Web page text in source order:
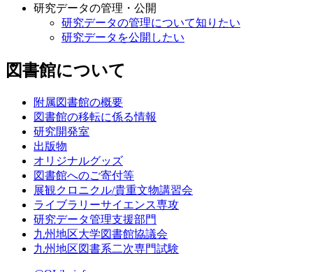
研究データの管理・公開
研究データの管理について知りたい
研究データを公開したい
図書館について
附属図書館の概要
図書館の移転に係る情報
研究開発室
出版物
オリジナルグッズ
図書館へのご寄付等
展観クロニクル/貴重文物講習会
ライブラリーサイエンス専攻
研究データ管理支援部門
九州地区大学図書館協議会
九州地区図書系二次専門試験